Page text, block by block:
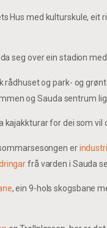
Hus med kulturskule, eit
seg over ein stadion
rådhuset og park- og
og Sauda sentrum
for dei som vil
er
frå varden i Sauda
, ein 9-hols skogsbane